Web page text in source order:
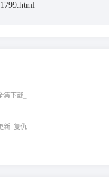
下载_
新‌_复仇